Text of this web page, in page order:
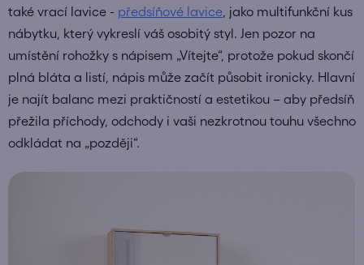
také vrací lavice - předsíňové lavice , jako multifunkční kus
nábytku, který vykreslí váš osobitý styl. Jen pozor na
umístění rohožky s nápisem „Vítejte“, protože pokud skončí
plná bláta a listí, nápis může začít působit ironicky. Hlavní
je najít balanc mezi praktičností a estetikou – aby předsíň
přežila příchody, odchody i vaši nezkrotnou touhu všechno
odkládat na „později“.